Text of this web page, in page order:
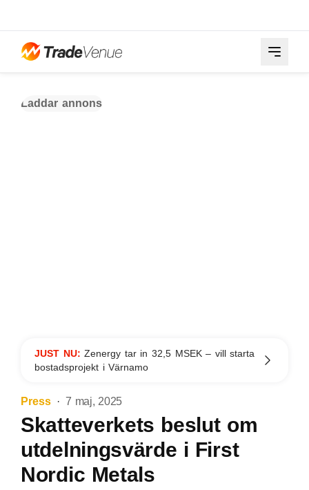
Laddar annons
JUST NU:Zenergy tar in 32,5 MSEK – vill starta
bostadsprojekt i Värnamo
Press 7 maj, 2025
Skatteverkets beslut om
utdelningsvärde i First
Nordic Metals